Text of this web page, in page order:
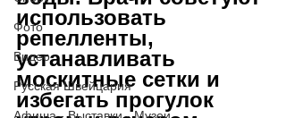
Фото
Видео
Русская Швейцария
использовать
репелленты,
устанавливать
москитные сетки и
избегать прогулок